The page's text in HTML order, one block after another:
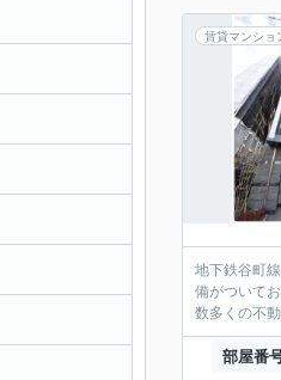
賃貸マンショ
地下鉄谷町
備がついて
数多くの不
部屋番